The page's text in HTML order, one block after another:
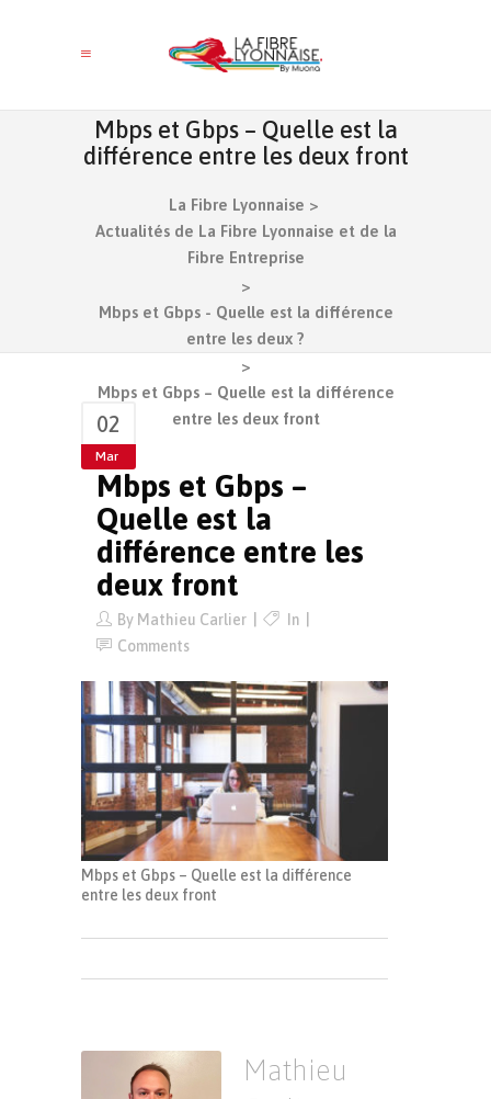
Mbps et Gbps – Quelle est la
différence entre les deux front
La Fibre Lyonnaise >
Actualités de La Fibre Lyonnaise et de la
Fibre Entreprise
>
Mbps et Gbps - Quelle est la différence
entre les deux ?
>
Mbps et Gbps – Quelle est la différence
entre les deux front
02
Mar
Mbps et Gbps –
Quelle est la
différence entre les
deux front
By Mathieu Carlier
In
Comments
Mbps et Gbps – Quelle est la différence
entre les deux front
Mathieu